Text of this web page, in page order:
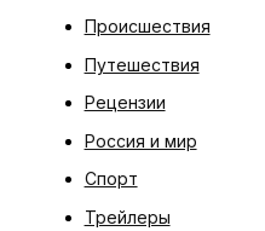
Происшествия
Путешествия
Рецензии
Россия и мир
Спорт
Трейлеры